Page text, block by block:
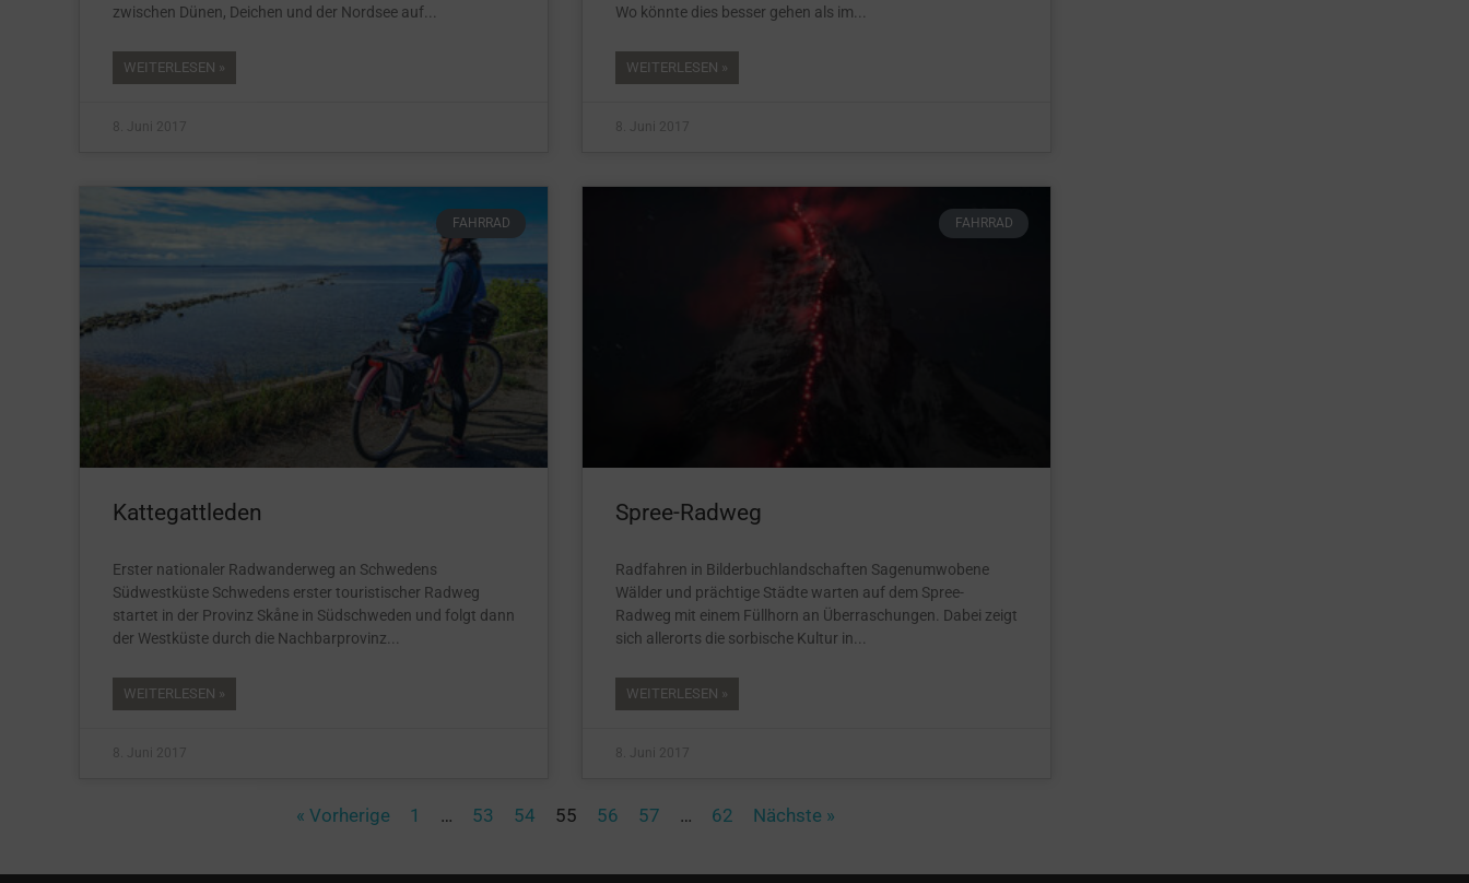
zwischen Dünen, Deichen und der Nordsee auf
WEITERLESEN »
8. Juni 2017
Wo könnte dies besser gehen als im
WEITERLESEN »
8. Juni 2017
FAHRRAD
Kattegattleden
Erster nationaler Radwanderweg an Schwedens
Südwestküste Schwedens erster touristischer Radweg
startet in der Provinz Skåne in Südschweden und folgt dann
der Westküste durch die Nachbarprovinz
WEITERLESEN »
8. Juni 2017
FAHRRAD
Spree-Radweg
Radfahren in Bilderbuchlandschaften Sagenumwobene
Wälder und prächtige Städte warten auf dem Spree-
Radweg mit einem Füllhorn an Überraschungen. Dabei zeigt
sich allerorts die sorbische Kultur in
WEITERLESEN »
8. Juni 2017
« Vorherige 1 … 53 54 55 56 57 … 62 Nächste »